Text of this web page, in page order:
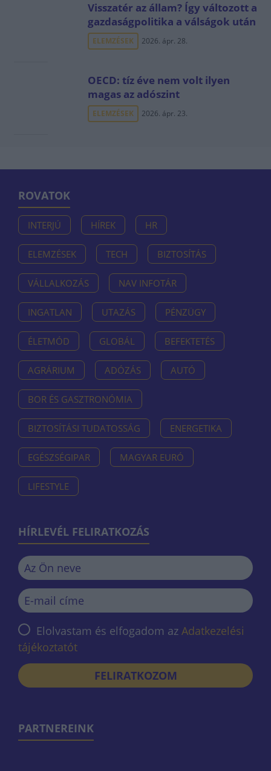
Visszatér az állam? Így változott a
gazdaságpolitika a válságok után
ELEMZÉSEK 2026. ápr. 28.
OECD: tíz éve nem volt ilyen
magas az adószint
ELEMZÉSEK 2026. ápr. 23.
ROVATOK
INTERJÚ HÍREK HR
ELEMZÉSEK TECH BIZTOSÍTÁS
VÁLLALKOZÁS NAV INFOTÁR
INGATLAN UTAZÁS PÉNZÜGY
ÉLETMÓD GLOBÁL BEFEKTETÉS
AGRÁRIUM ADÓZÁS AUTÓ
BOR ÉS GASZTRONÓMIA
BIZTOSÍTÁSI TUDATOSSÁG ENERGETIKA
EGÉSZSÉGIPAR MAGYAR EURÓ
LIFESTYLE
HÍRLEVÉL FELIRATKOZÁS
Elolvastam és elfogadom az Adatkezelési
tájékoztatót
FELIRATKOZOM
PARTNEREINK